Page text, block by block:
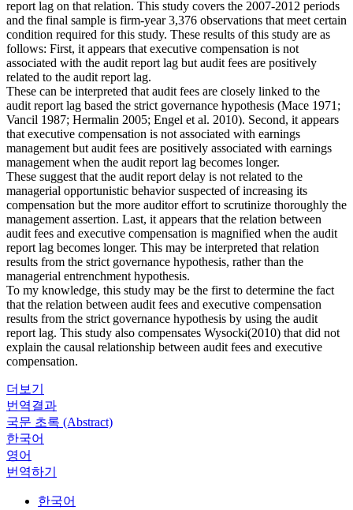
report lag on that relation. This study covers the 2007-2012 periods
and the final sample is firm-year 3,376 observations that meet certain
condition required for this study. These results of this study are as
follows: First, it appears that executive compensation is not
associated with the audit report lag but audit fees are positively
related to the audit report lag.
These can be interpreted that audit fees are closely linked to the
audit report lag based the strict governance hypothesis (Mace 1971;
Vancil 1987; Hermalin 2005; Engel et al. 2010). Second, it appears
that executive compensation is not associated with earnings
management but audit fees are positively associated with earnings
management when the audit report lag becomes longer.
These suggest that the audit report delay is not related to the
managerial opportunistic behavior suspected of increasing its
compensation but the more auditor effort to scrutinize thoroughly the
management assertion. Last, it appears that the relation between
audit fees and executive compensation is magnified when the audit
report lag becomes longer. This may be interpreted that relation
results from the strict governance hypothesis, rather than the
managerial entrenchment hypothesis.
To my knowledge, this study may be the first to determine the fact
that the relation between audit fees and executive compensation
results from the strict governance hypothesis by using the audit
report lag. This study also compensates Wysocki(2010) that did not
explain the causal relationship between audit fees and executive
compensation.
더보기
번역결과
국문 초록 (Abstract)
한국어
영어
번역하기
한국어